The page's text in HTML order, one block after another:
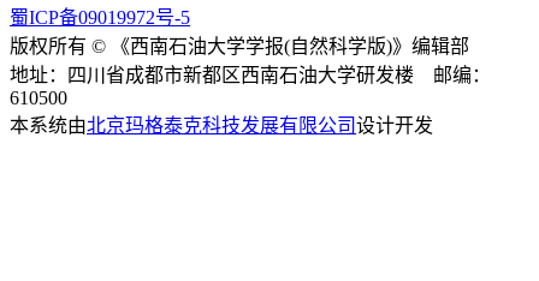
蜀ICP备09019972号-5
版权所有 © 《西南石油大学学报(自然科学版)》编辑部
地址：四川省成都市新都区西南石油大学研发楼 邮编：
610500
本系统由北京玛格泰克科技发展有限公司设计开发